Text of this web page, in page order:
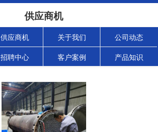
供应商机
供应商机 关于我们 公司动态
招聘中心 客户案例 产品知识